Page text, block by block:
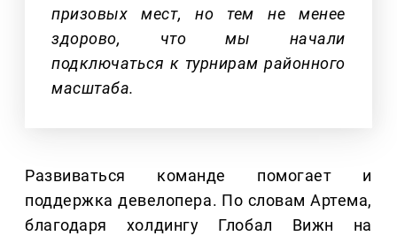
призовых мест, но тем не менее
здорово, что мы начали
подключаться к турнирам районного
масштаба.
Развиваться команде помогает и
поддержка девелопера. По словам Артема,
благодаря холдингу Глобал Вижн на